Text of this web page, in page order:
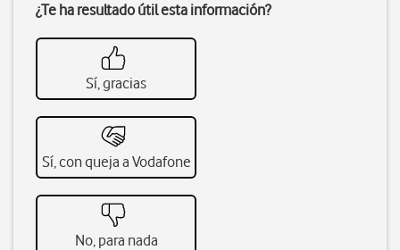
¿Te ha resultado útil esta información?
Sí, gracias
Sí, con queja a Vodafone
No, para nada